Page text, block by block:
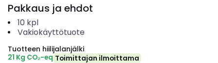
Pakkaus ja ehdot
10 kpl
Vakiokäyttötuote
Tuotteen hiilijalanjälki
21 Kg CO₂-eq Toimittajan ilmoittama